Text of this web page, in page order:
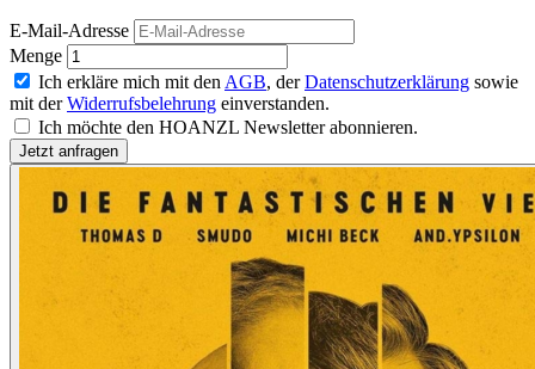
E-Mail-Adresse
Menge
Ich erkläre mich mit den AGB, derDatenschutzerklärung sowie
mit derWiderrufsbelehrung einverstanden.
Ich möchte den HOANZL Newsletter abonnieren.